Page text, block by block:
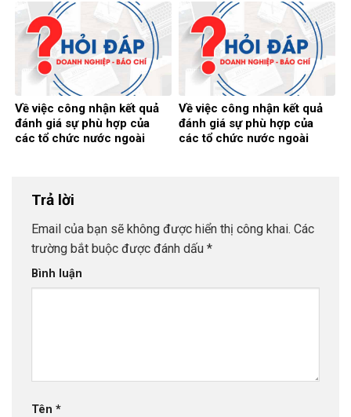
lối mở được không
Về việc công nhận kết quả
đánh giá sự phù hợp của
các tổ chức nước ngoài
Về việc công nhận kết quả
đánh giá sự phù hợp của
các tổ chức nước ngoài
Trả lời
Email của bạn sẽ không được hiển thị công khai. Các
trường bắt buộc được đánh dấu *
Bình luận
Tên *